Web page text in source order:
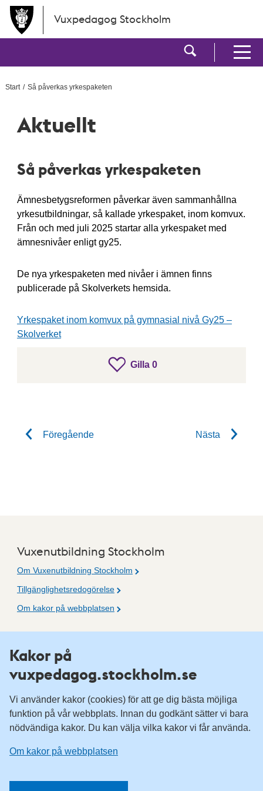
Hoppa till huvudinnehållet
Vuxpedagog Stockholm
Visa
Visa
Start Så påverkas yrkespaketen
Aktuellt
Så påverkas yrkespaketen
Gilla 0gillar inlägget
Ämnesbetygsreformen påverkar även sammanhållna
yrkesutbildningar, så kallade yrkespaket, inom komvux.
Från och med juli 2025 startar alla yrkespaket med
ämnesnivåer enligt gy25.
De nya yrkespaketen med nivåer i ämnen finns
publicerade på Skolverkets hemsida.
Yrkespaket inom komvux på gymnasial nivå Gy25 –
Skolverket
Föregående Nästa
Vuxenutbildning Stockholm
Om Vuxenutbildning Stockholm
Tillgänglighetsredogörelse
Om kakor på webbplatsen
Fler resurser
Vuxenutbildning Stockholm
Information för leverantörsskolor
Sociala medier
Vuxenutbildning Stockholm, Instagram
Kakor på
vuxpedagog.stockholm.se
Vi använder kakor (cookies) för att ge dig bästa möjliga
funktion på vår webbplats. Innan du godkänt sätter vi bara
nödvändiga kakor. Du kan välja vilka kakor vi får använda.
Om kakor på webbplatsen